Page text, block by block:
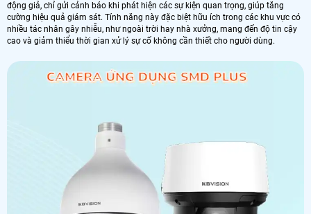
động giả, chỉ gửi cảnh báo khi phát hiện các sự kiện quan trọng, giúp tăng
cường hiệu quả giám sát. Tính năng này đặc biệt hữu ích trong các khu vực có
nhiều tác nhân gây nhiễu, như ngoài trời hay nhà xưởng, mang đến độ tin cậy
cao và giảm thiểu thời gian xử lý sự cố không cần thiết cho người dùng.